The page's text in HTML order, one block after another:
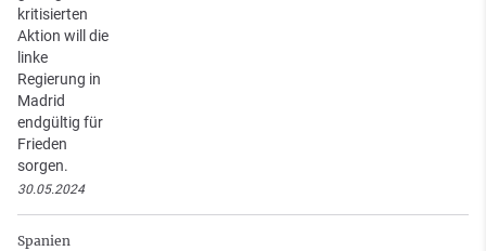
kritisierten
Aktion will die
linke
Regierung in
Madrid
endgültig für
Frieden
sorgen.
30.05.2024
Spanien